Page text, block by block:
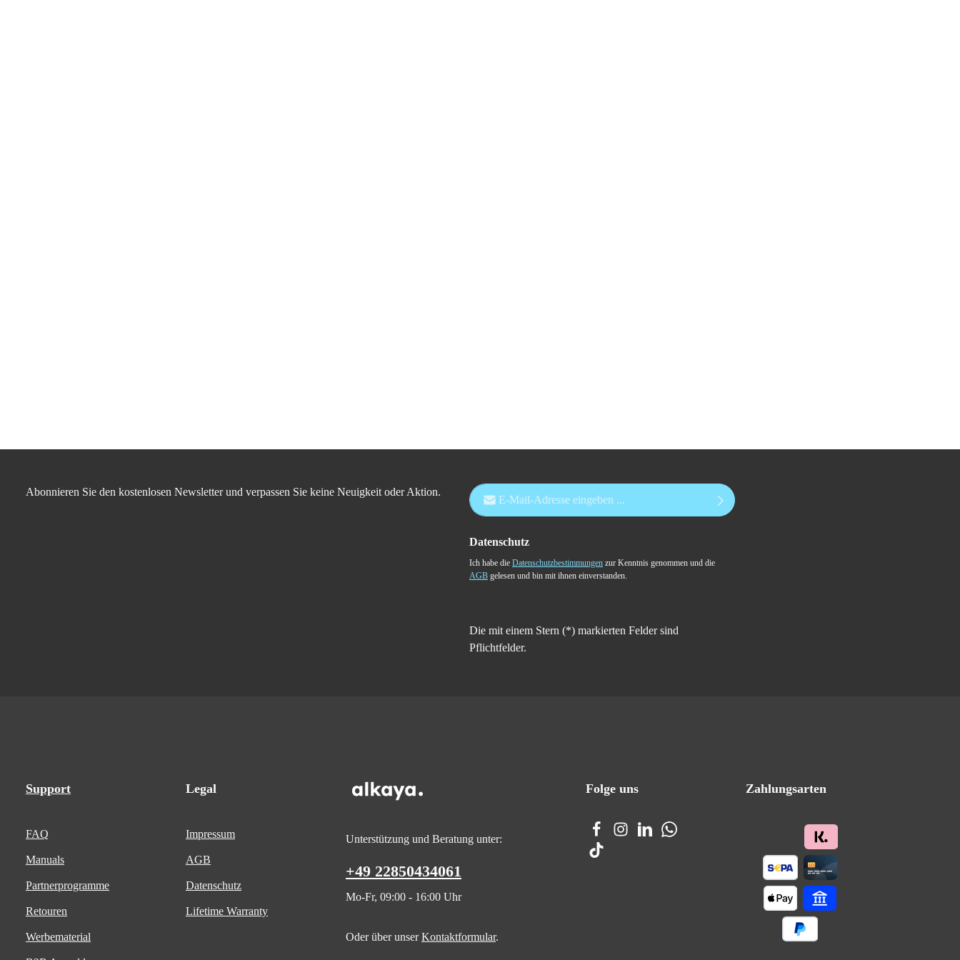
Abonnieren Sie den kostenlosen Newsletter und verpassen Sie keine Neuigkeit oder Aktion. E-Mail-Adresse*
Datenschutz
Ich habe die Datenschutzbestimmungen zur Kenntnis genommen und die
AGB gelesen und bin mit ihnen einverstanden.
Die mit einem Stern (*) markierten Felder sind
Pflichtfelder.
Support
FAQ
Manuals
Partnerprogramme
Retouren
Werbematerial
Legal
Impressum
AGB
Datenschutz
Lifetime Warranty
Unterstützung und Beratung unter:
+49 22850434061
Mo-Fr, 09:00 - 16:00 Uhr
Oder über unserKontaktformular.
Folge uns Zahlungsarten